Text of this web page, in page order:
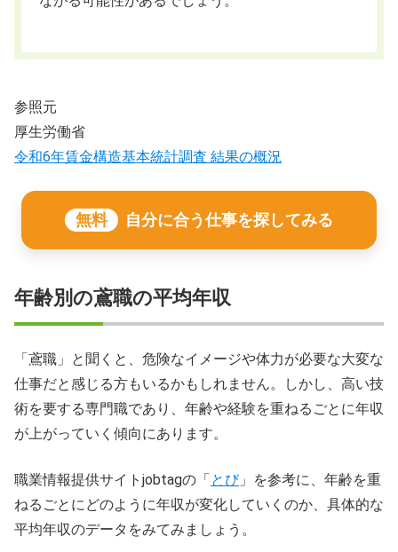
参照元
厚生労働省
令和6年賃金構造基本統計調査 結果の概況
無料 自分に合う仕事を探してみる
年齢別の鳶職の平均年収
「鳶職」と聞くと、危険なイメージや体力が必要な大変な
仕事だと感じる方もいるかもしれません。しかし、高い技
術を要する専門職であり、年齢や経験を重ねるごとに年収
が上がっていく傾向にあります。
職業情報提供サイトjobtagの「 とび」を参考に、年齢を重
ねるごとにどのように年収が変化していくのか、具体的な
平均年収のデータをみてみましょう。